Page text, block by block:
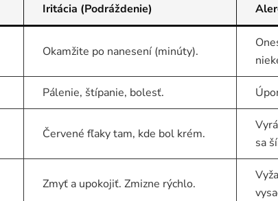
Iritácia (Podráždenie)
Okamžite po nanesení (minúty).
Pálenie, štípanie, bolesť.
Červené fľaky tam, kde bol krém.
sa
Zmyť a upokojiť. Zmizne rýchlo.